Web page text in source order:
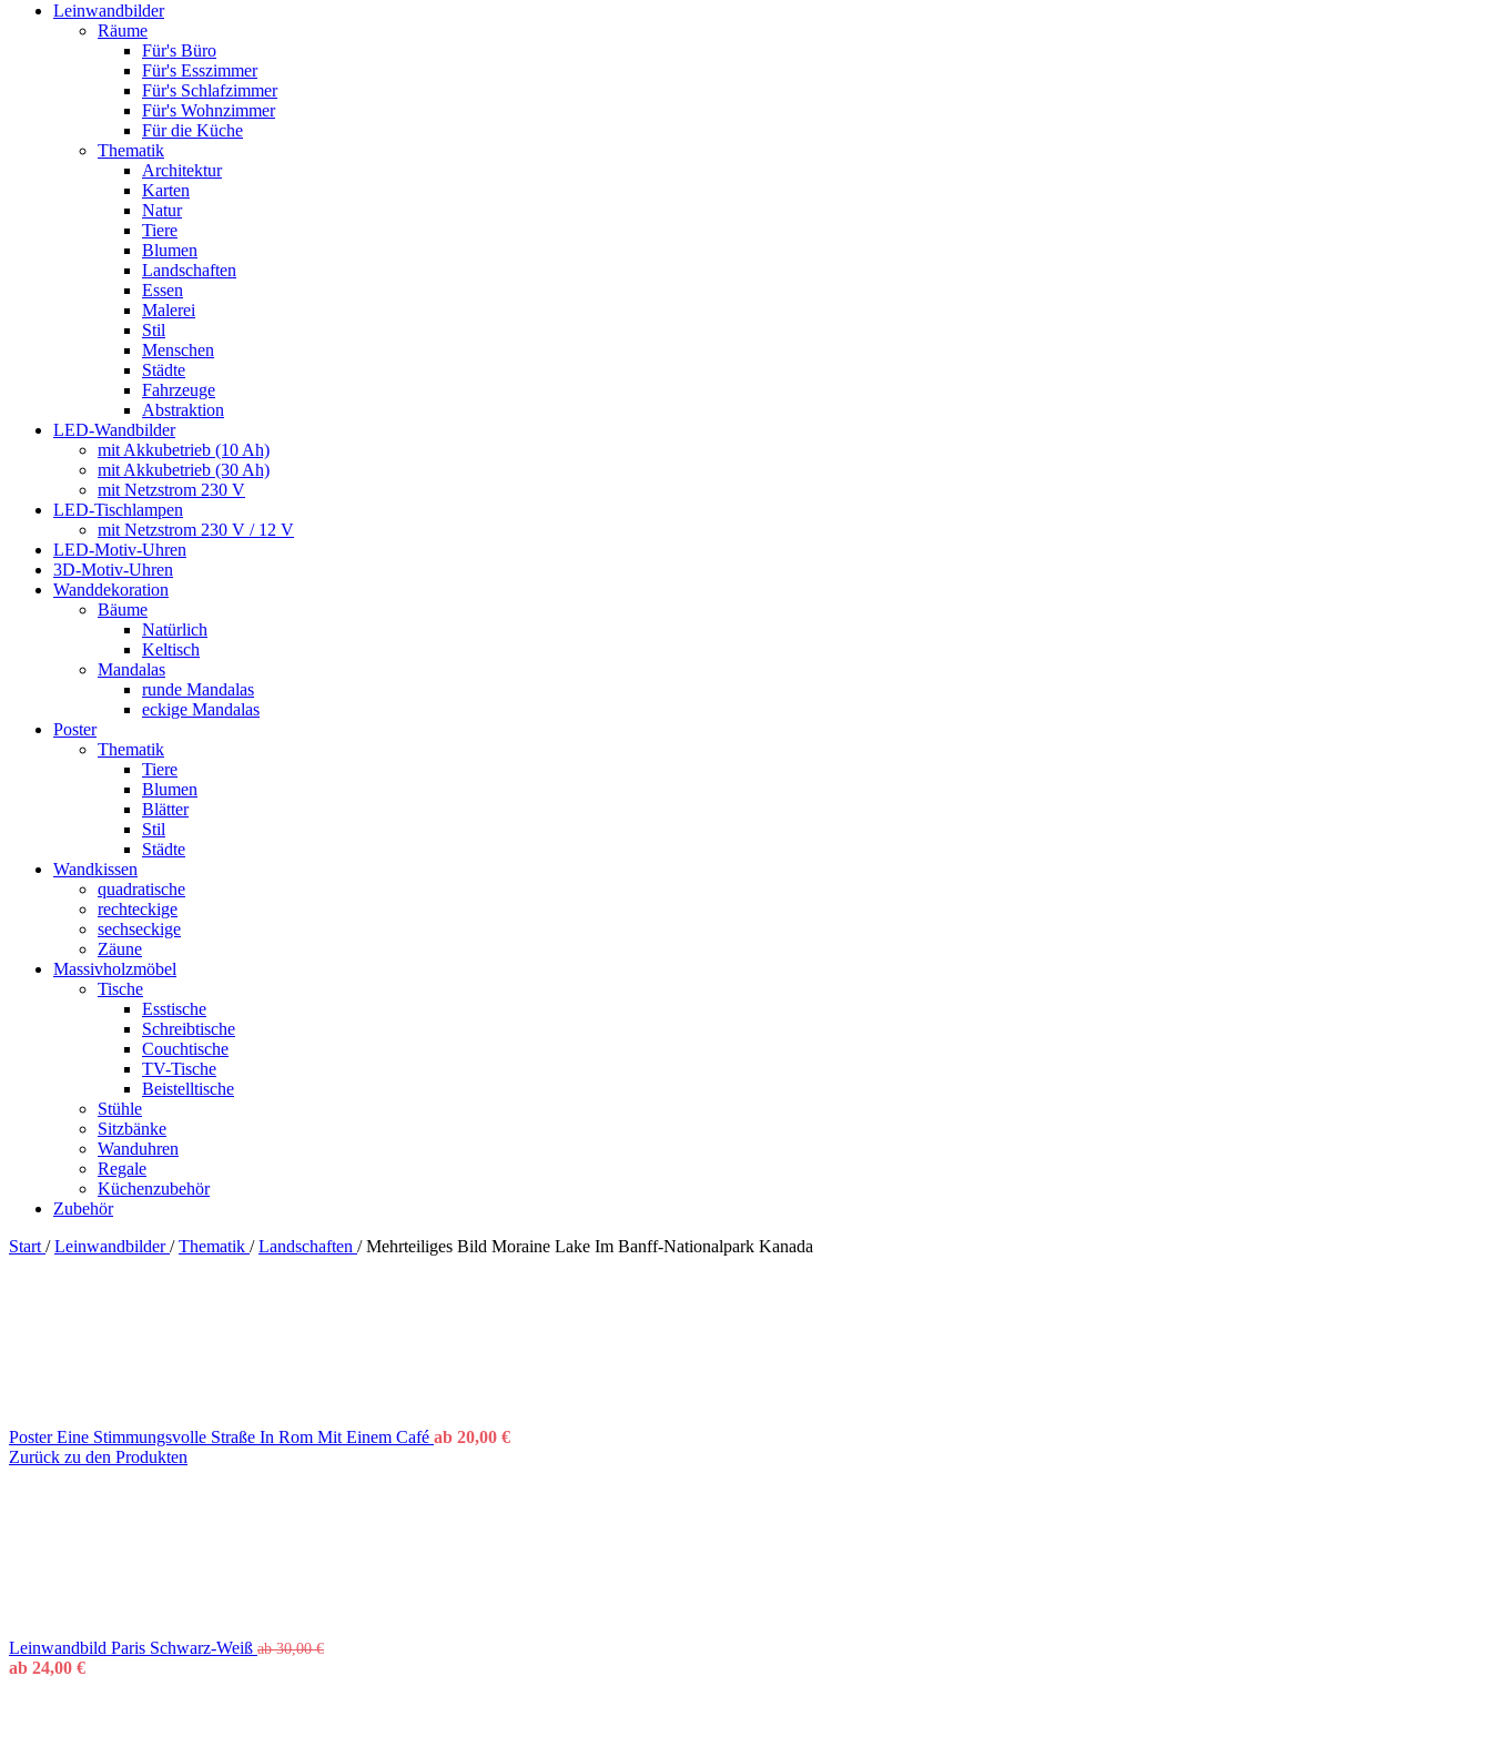
Leinwandbilder
Räume
Für's Büro
Für's Esszimmer
Für's Schlafzimmer
Für's Wohnzimmer
Für die Küche
Thematik
Architektur
Karten
Natur
Tiere
Blumen
Landschaften
Essen
Malerei
Stil
Menschen
Städte
Fahrzeuge
Abstraktion
LED-Wandbilder
mit Akkubetrieb (10 Ah)
mit Akkubetrieb (30 Ah)
mit Netzstrom 230 V
LED-Tischlampen
mit Netzstrom 230 V / 12 V
LED-Motiv-Uhren
3D-Motiv-Uhren
Wanddekoration
Bäume
Natürlich
Keltisch
Mandalas
runde Mandalas
eckige Mandalas
Poster
Thematik
Tiere
Blumen
Blätter
Stil
Städte
Wandkissen
quadratische
rechteckige
sechseckige
Zäune
Massivholzmöbel
Tische
Esstische
Schreibtische
Couchtische
TV-Tische
Beistelltische
Stühle
Sitzbänke
Wanduhren
Regale
Küchenzubehör
Zubehör
Start / Leinwandbilder/ Thematik / Landschaften / Mehrteiliges Bild Moraine Lake Im Banff-Nationalpark Kanada
Poster Eine Stimmungsvolle Straße In Rom Mit Einem Café ab 20,00 €
Zurück zu den Produkten
Leinwandbild Paris Schwarz-Weiß ab30,00€
ab 24,00 €